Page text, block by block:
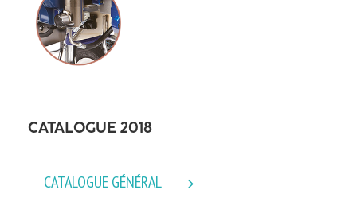
CATALOGUE 2018
CATALOGUE GÉNÉRAL